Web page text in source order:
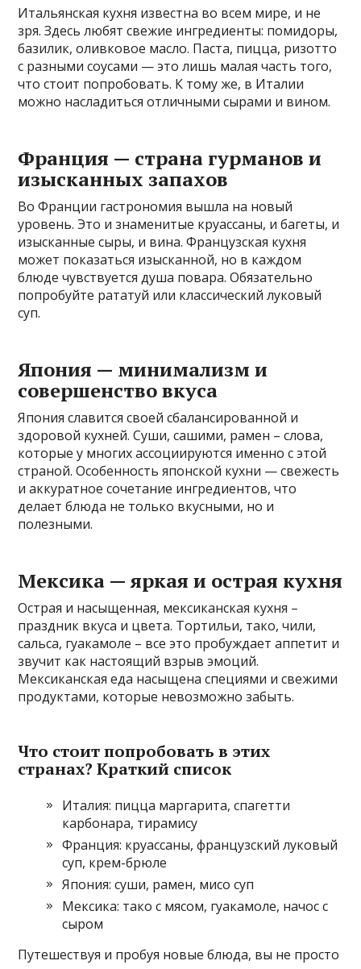
Итальянская кухня известна во всем мире, и не
зря. Здесь любят свежие ингредиенты: помидоры,
базилик, оливковое масло. Паста, пицца, ризотто
с разными соусами — это лишь малая часть того,
что стоит попробовать. К тому же, в Италии
можно насладиться отличными сырами и вином.
Франция — страна гурманов и
изысканных запахов
Во Франции гастрономия вышла на новый
уровень. Это и знаменитые круассаны, и багеты, и
изысканные сыры, и вина. Французская кухня
может показаться изысканной, но в каждом
блюде чувствуется душа повара. Обязательно
попробуйте рататуй или классический луковый
суп.
Япония — минимализм и
совершенство вкуса
Япония славится своей сбалансированной и
здоровой кухней. Суши, сашими, рамен – слова,
которые у многих ассоциируются именно с этой
страной. Особенность японской кухни — свежесть
и аккуратное сочетание ингредиентов, что
делает блюда не только вкусными, но и
полезными.
Мексика — яркая и острая кухня
Острая и насыщенная, мексиканская кухня –
праздник вкуса и цвета. Тортильи, тако, чили,
сальса, гуакамоле – все это пробуждает аппетит и
звучит как настоящий взрыв эмоций.
Мексиканская еда насыщена специями и свежими
продуктами, которые невозможно забыть.
Что стоит попробовать в этих
странах? Краткий список
Италия: пицца маргарита, спагетти
карбонара, тирамису
Франция: круассаны, французский луковый
суп, крем-брюле
Япония: суши, рамен, мисо суп
Мексика: тако с мясом, гуакамоле, начос с
сыром
Путешествуя и пробуя новые блюда, вы не просто